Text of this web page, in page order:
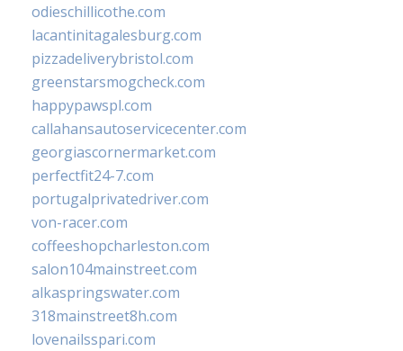
odieschillicothe.com
lacantinitagalesburg.com
pizzadeliverybristol.com
greenstarsmogcheck.com
happypawspl.com
callahansautoservicecenter.com
georgiascornermarket.com
perfectfit24-7.com
portugalprivatedriver.com
von-racer.com
coffeeshopcharleston.com
salon104mainstreet.com
alkaspringswater.com
318mainstreet8h.com
lovenailsspari.com